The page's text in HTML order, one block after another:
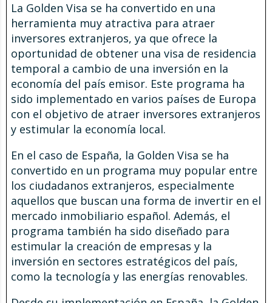
La Golden Visa se ha convertido en una
herramienta muy atractiva para atraer
inversores extranjeros, ya que ofrece la
oportunidad de obtener una visa de residencia
temporal a cambio de una inversión en la
economía del país emisor. Este programa ha
sido implementado en varios países de Europa
con el objetivo de atraer inversores extranjeros
y estimular la economía local.
En el caso de España, la Golden Visa se ha
convertido en un programa muy popular entre
los ciudadanos extranjeros, especialmente
aquellos que buscan una forma de invertir en el
mercado inmobiliario español. Además, el
programa también ha sido diseñado para
estimular la creación de empresas y la
inversión en sectores estratégicos del país,
como la tecnología y las energías renovables.